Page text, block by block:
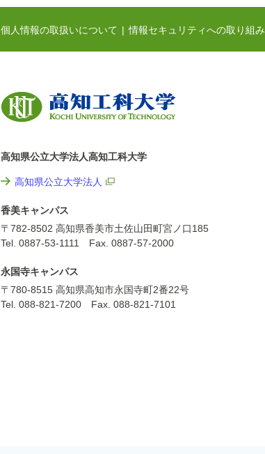
個人情報の取扱いについて 情報セキュリティへの取り組み
高知県公立大学法人高知工科大学
高知県公立大学法人
香美キャンパス
〒782-8502 高知県香美市土佐山田町宮ノ口185
Tel. 0887-53-1111 Fax. 0887-57-2000
永国寺キャンパス
〒780-8515 高知県高知市永国寺町2番22号
Tel. 088-821-7200 Fax. 088-821-7101